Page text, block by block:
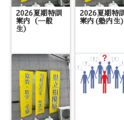
2026夏期特訓
案内（一般
生）
2026夏期特訓
案内(塾内生)